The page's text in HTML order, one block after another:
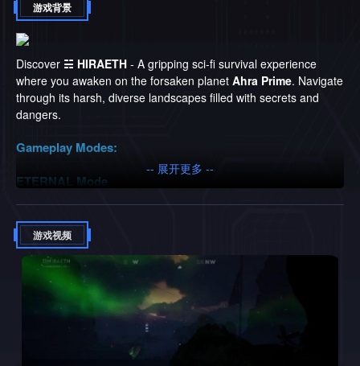
技能和津贴，提高你的能力，使每一次生存尝试更具战略性。
您进行冒险。对于新玩家: 培训课程: 一个专门的中心来学习
绳索，确保每个人都能掌握游戏的独特机制。音频体验: 大气
配乐: 用电子乐谱让自己沉浸在Ahra Prime的荒凉中，补充游
戏的气氛。为什么☵HIRAETH?无论你是直面地球危险的独
狼，还是避免冲突的战略家，☵HIRAETH提供了生存的自
由。由于随机化和玩家选择，每次播放都是独一无二的，您在
Ahra Prime上的传奇将像地球本身一样不可预测。记住，在
Ahra素数上，“智者说话，愚者做决定。”你会是哪一个？为什
么是单人？单人游戏相对于多人游戏的优势:✅引人入胜的故
事情节: 单人游戏通常提供更深入、更复杂的叙述，可以提供
情感体验。✅不依赖他人: 你不必等待其他玩家，也不必担心
他们的技能或行为。游戏按照自己的节奏进行。✅完全控制:
您可以完全控制游戏玩法，让您探索游戏世界并以自己的节奏
揭开其秘密。✅没有连接问题: 不需要稳定的互联网连接，这
意味着你可以随时随地玩。✅个性化体验: 单人游戏通常为个
性化和个性化的游戏方式提供更大的机会。✅成就和挑战: 专
注于个人的成就和挑战，这可能是令人满意的。✅和平与安
静: 没有其他玩家骚扰或有毒行为的风险。✅游戏老化速度较
慢: 单人游戏老化速度较慢，因为玩家愿意在多年后重返游
戏。多人游戏通常寿命较短，取决于社区活动。为什么
游戏背景
Discover ☵ HIRAETH - A gripping sci-fi survival experience
where you awaken on the forsaken planet Ahra Prime. Navigate
through its harsh, diverse landscapes filled with secrets and
dangers.
Gameplay Modes:
ETERNAL Mode
Dive into an endless survival sandbox where your skills are your
only ally. Survive, explore, and uncover lore that deepens with
each playthrough.
REVELATIONS Mode
Embark on a narrative-driven journey, uncovering the mysteries
of Ahra Prime guided by the enigmatic Charon.
-- 展开更多 --
游戏视频